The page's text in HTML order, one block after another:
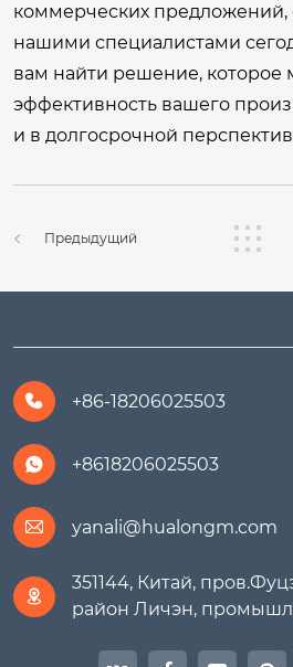
коммерческих предложений,
нашими специалистами
вам найти решение, которое
эффективность вашего
и в долгосрочной
Предыдущий
 +86-18206025503
 +8618206025503
 yanali@hualongm.com

351144, Китай,
район Личэн,